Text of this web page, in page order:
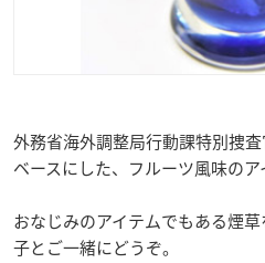
外務省海外調整局行動課特別捜
ベースにした、フルーツ風味のア
おなじみのアイテムでもある煙
子とご一緒にどうぞ。